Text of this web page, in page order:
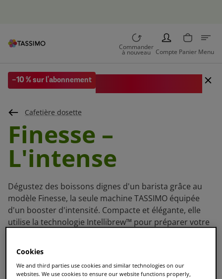
Commander
à nouveau
PERSON
Compte Panier Menu
-10 % sur l'abonnement
Cafetière dosette
Finesse –
L'intense
Dégustez des boissons dignes d'un barista grâce au
modèle Finesse, la seule machine TASSIMO équipée
d'un booster d'intensité. Compacte et élégante, elle
utilise la technologie Intellibrew™ pour préparer votre
Cookies
We and third parties use cookies and similar technologies on our
websites. We use cookies to ensure our website functions properly,